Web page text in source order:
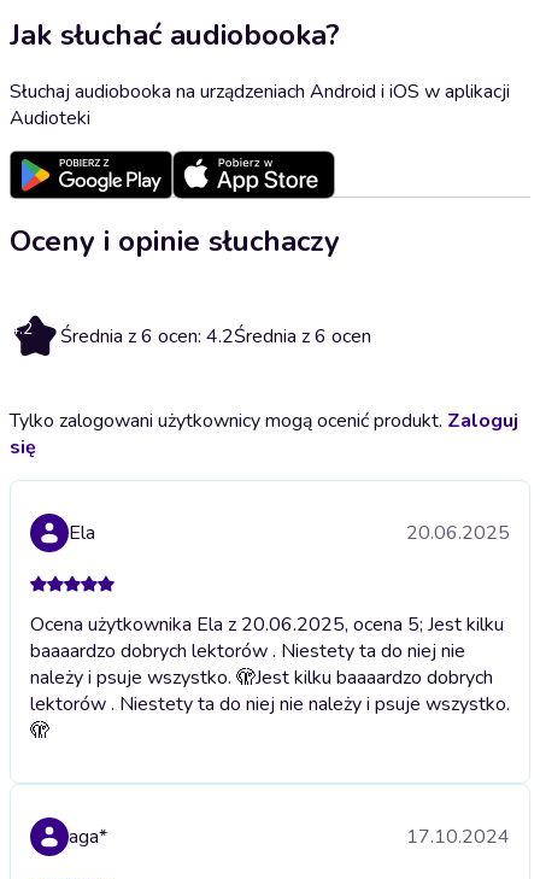
Jak słuchać audiobooka?
Słuchaj audiobooka na urządzeniach Android i iOS w aplikacji
Audioteki
Oceny i opinie słuchaczy
4.2 Średnia z 6 ocen: 4.2Średnia z 6 ocen
Tylko zalogowani użytkownicy mogą ocenić produkt. Zaloguj
się
Ela 20.06.2025
Ocena użytkownika Ela z 20.06.2025, ocena 5; Jest kilku
baaaardzo dobrych lektorów . Niestety ta do niej nie
należy i psuje wszystko. 🫣Jest kilku baaaardzo dobrych
lektorów . Niestety ta do niej nie należy i psuje wszystko.
🫣
aga* 17.10.2024